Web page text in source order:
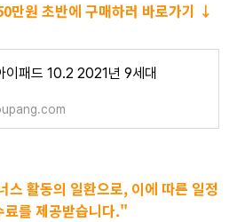
만원 초반에 구매하러 바로가기 ↓
이패드 10.2 2021년 9세대
스 활동의 일환으로, 이에 따른 일정
료를 제공받습니다."